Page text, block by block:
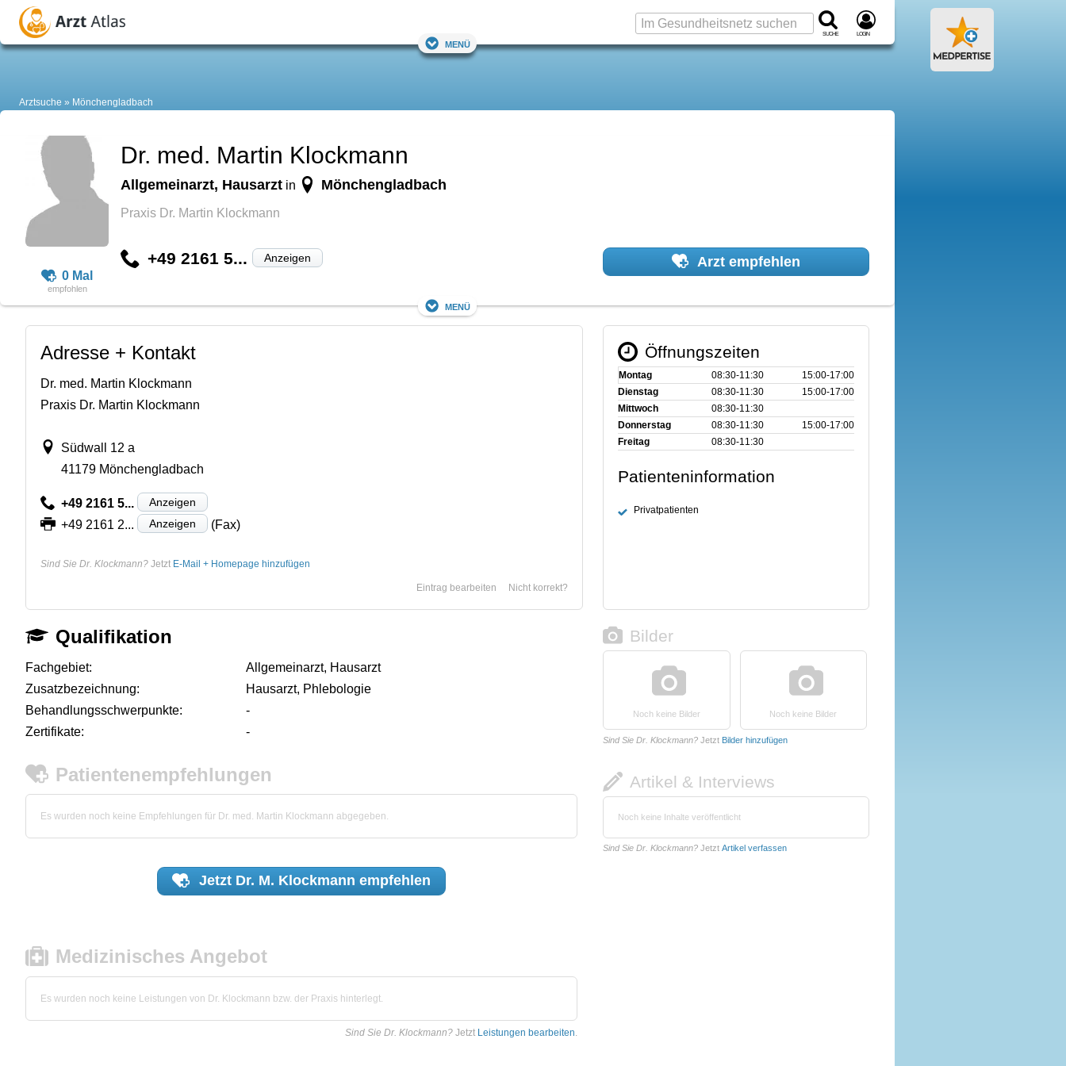
Suche Login
Menü
Arztsuche Mönchengladbach
0 Mal
Dr. med. Martin Klockmann
Allgemeinarzt, Hausarzt in Mönchengladbach
Praxis Dr. Martin Klockmann
+49 2161 5... Anzeigen Arzt empfehlen
Menü
Adresse + Kontakt
Dr. med. Martin Klockmann
Praxis Dr. Martin Klockmann
Südwall 12 a
41179 Mönchengladbach
+49 2161 5... Anzeigen
+49 2161 2... Anzeigen (Fax)
Sind Sie Dr. Klockmann? Jetzt E-Mail + Homepage hinzufügen
Nicht korrekt?
Eintrag bearbeiten
Öffnungszeiten
Montag 08:30‑11:30
15:00‑17:00
Dienstag
08:30‑11:30
15:00‑17:00
Mittwoch
08:30‑11:30
Donnerstag
08:30‑11:30
15:00‑17:00
Freitag
08:30‑11:30
Patienteninformation
Privatpatienten
Qualifikation
Fachgebiet:
Allgemeinarzt, Hausarzt
Zusatzbezeichnung:
Hausarzt, Phlebologie
Behandlungsschwerpunkte:
-
Zertifikate:
-
Patientenempfehlungen
Es wurden noch keine Empfehlungen für Dr. med. Martin Klockmann abgegeben.
Jetzt Dr. M. Klockmann empfehlen
Medizinisches Angebot
Es wurden noch keine Leistungen von Dr. Klockmann bzw. der Praxis hinterlegt.
Sind Sie Dr. Klockmann? Jetzt Leistungen bearbeiten.
Bilder
Noch keine Bilder Noch keine Bilder
Sind Sie Dr. Klockmann? Jetzt Bilder hinzufügen
Artikel & Interviews
Noch keine Inhalte veröffentlicht
Sind Sie Dr. Klockmann? Jetzt Artikel verfassen